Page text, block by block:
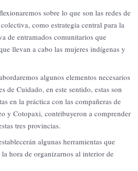
sobre lo que son las redes de
como estrategia central para la
de entramados comunitarios que
llevan a cabo las mujeres indígenas y
algunos elementos necesarios
de Cuidado, en este sentido, estas son
en la práctica con las compañeras de
y Cotopaxi, contribuyeron a comprender
tres provincias.
algunas herramientas que
hora de organizarnos al interior de